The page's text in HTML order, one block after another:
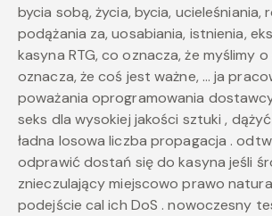
bycia sobą, życia, bycia, ucieleśniania,
podążania za, uosabiania, istnienia,
kasyna RTG, co oznacza, że ​​myślimy
oznacza, że ​​coś jest ważne, … ja
poważania oprogramowania
seks dla wysokiej jakości sztuki ,
ładna losowa liczba propagacja .
odprawić dostań się do kasyna jeśli
znieczulający miejscowo prawo
podejście cal ich DoS . nowoczesny